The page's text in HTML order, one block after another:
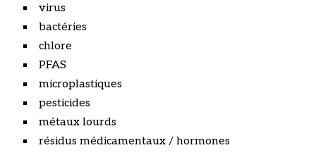
virus
bactéries
chlore
PFAS
microplastiques
pesticides
métaux lourds
résidus médicamentaux / hormones